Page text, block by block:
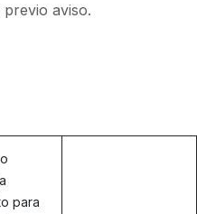
aviso.
para